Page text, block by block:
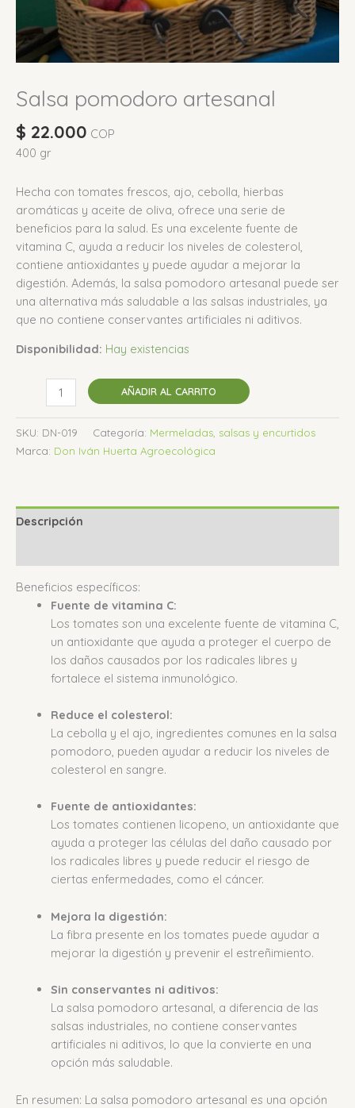
Salsa pomodoro artesanal
$ 22.000 COP
400 gr
Hecha con tomates frescos, ajo, cebolla, hierbas
aromáticas y aceite de oliva, ofrece una serie de
beneficios para la salud. Es una excelente fuente de
vitamina C, ayuda a reducir los niveles de colesterol,
contiene antioxidantes y puede ayudar a mejorar la
digestión. Además, la salsa pomodoro artesanal puede ser
una alternativa más saludable a las salsas industriales, ya
que no contiene conservantes artificiales ni aditivos.
Disponibilidad: Hay existencias
AÑADIR AL CARRITO
SKU: DN-019 Categoría: Mermeladas, salsas y encurtidos
Marca: Don Iván Huerta Agroecológica
Descripción
Beneficios específicos:
Fuente de vitamina C:
Los tomates son una excelente fuente de vitamina C,
un antioxidante que ayuda a proteger el cuerpo de
los daños causados por los radicales libres y
fortalece el sistema inmunológico.
Reduce el colesterol:
La cebolla y el ajo, ingredientes comunes en la salsa
pomodoro, pueden ayudar a reducir los niveles de
colesterol en sangre.
Fuente de antioxidantes:
Los tomates contienen licopeno, un antioxidante que
ayuda a proteger las células del daño causado por
los radicales libres y puede reducir el riesgo de
ciertas enfermedades, como el cáncer.
Mejora la digestión:
La fibra presente en los tomates puede ayudar a
mejorar la digestión y prevenir el estreñimiento.
Sin conservantes ni aditivos:
La salsa pomodoro artesanal, a diferencia de las
salsas industriales, no contiene conservantes
artificiales ni aditivos, lo que la convierte en una
opción más saludable.
En resumen: La salsa pomodoro artesanal es una opción